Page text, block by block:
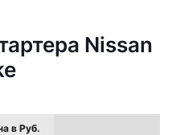
Nissan
в Руб.